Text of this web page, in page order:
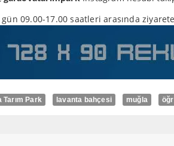
09.00-17.00 saatleri arasında ziyarete
Tarım Park lavanta bahçesi muğla